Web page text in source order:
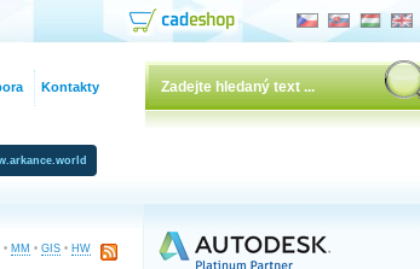
• MM • GIS • HW
Kontakty